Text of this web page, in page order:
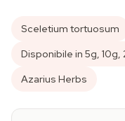
Sceletium tortuosum
Disponibile in 5g, 10g,
Azarius Herbs